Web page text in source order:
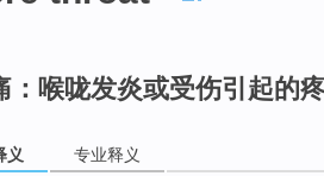
：喉咙发炎或受伤引起的
义 专业释义